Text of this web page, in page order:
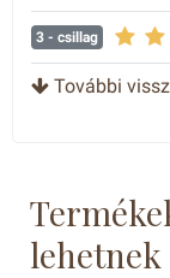
3 - csillag
További